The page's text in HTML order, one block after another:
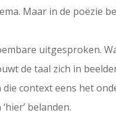
Maar in de poëzie
uitgesproken.
de taal zich in
context eens het
belanden.